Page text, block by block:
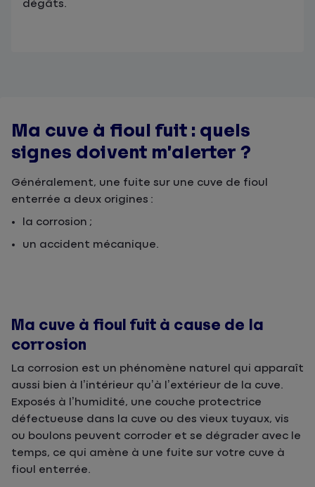
dégâts.
Ma cuve à fioul fuit : quels
signes doivent m’alerter ?
Généralement, une fuite sur une cuve de fioul
enterrée a deux origines :
la corrosion ;
un accident mécanique.
Ma cuve à fioul fuit à cause de la
corrosion
La corrosion est un phénomène naturel qui apparaît
aussi bien à l’intérieur qu’à l’extérieur de la cuve.
Exposés à l’humidité, une couche protectrice
défectueuse dans la cuve ou des vieux tuyaux, vis
ou boulons peuvent corroder et se dégrader avec le
temps, ce qui amène à une fuite sur votre cuve à
fioul enterrée.